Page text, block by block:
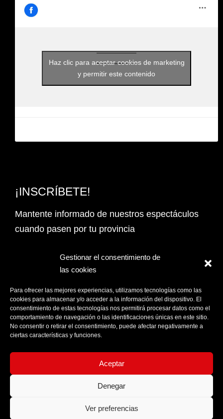
Gestionar el consentimiento de
las cookies
Para ofrecer las mejores experiencias, utilizamos tecnologías como las
cookies para almacenar y/o acceder a la información del dispositivo. El
consentimiento de estas tecnologías nos permitirá procesar datos como el
comportamiento de navegación o las identificaciones únicas en este sitio.
No consentir o retirar el consentimiento, puede afectar negativamente a
ciertas características y funciones.
Aceptar
Denegar
Ver preferencias
Haz clic para aceptar cookies de marketing
y permitir este contenido
¡INSCRÍBETE!
Mantente informado de nuestros espectáculos
cuando pasen por tu provincia
Email Address*
PROVINCIA
Acepto laPolítica de privacidad